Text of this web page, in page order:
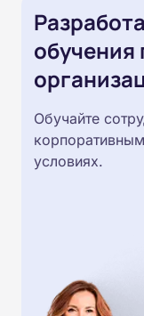
Обучайте
условиях.